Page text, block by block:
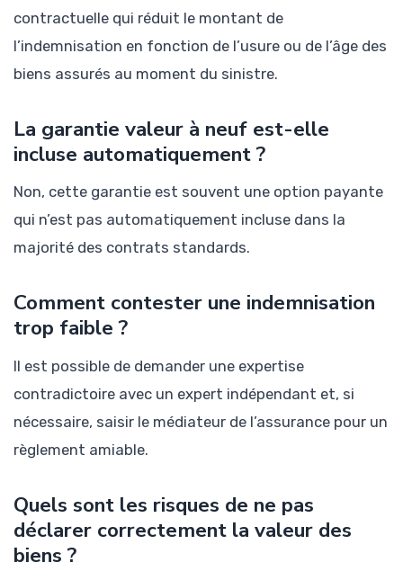
contractuelle qui réduit le montant de
l’indemnisation en fonction de l’usure ou de l’âge des
biens assurés au moment du sinistre.
La garantie valeur à neuf est-elle
incluse automatiquement ?
Non, cette garantie est souvent une option payante
qui n’est pas automatiquement incluse dans la
majorité des contrats standards.
Comment contester une indemnisation
trop faible ?
Il est possible de demander une expertise
contradictoire avec un expert indépendant et, si
nécessaire, saisir le médiateur de l’assurance pour un
règlement amiable.
Quels sont les risques de ne pas
déclarer correctement la valeur des
biens ?